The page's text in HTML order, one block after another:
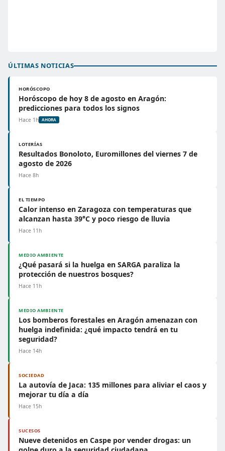
ÚLTIMAS NOTICIAS
HORÓSCOPO
Horóscopo de hoy 8 de agosto en Aragón:
predicciones para todos los signos
Hace 1h AHORA
LOTERÍAS
Resultados Bonoloto, Euromillones del viernes 7 de
agosto de 2026
Hace 8h
EL TIEMPO
Calor intenso en Zaragoza con temperaturas que
alcanzan hasta 39°C y poco riesgo de lluvia
Hace 11h
MEDIO AMBIENTE
¿Qué pasará si la huelga en SARGA paraliza la
protección de nuestros bosques?
Hace 11h
MEDIO AMBIENTE
Los bomberos forestales en Aragón amenazan con
huelga indefinida: ¿qué impacto tendrá en tu
seguridad?
Hace 14h
SOCIEDAD
La autovía de Jaca: 135 millones para aliviar el caos y
mejorar tu día a día
Hace 15h
SUCESOS
Nueve detenidos en Caspe por vender drogas: un